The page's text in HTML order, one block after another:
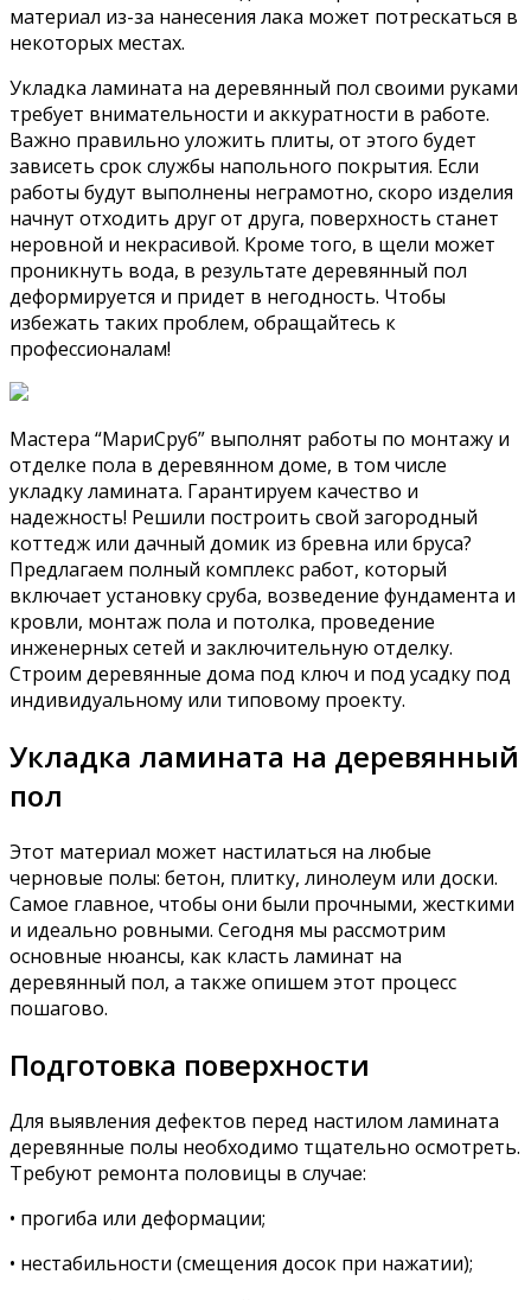
материал из-за нанесения лака может потрескаться в
некоторых местах.
Укладка ламината на деревянный пол своими руками
требует внимательности и аккуратности в работе.
Важно правильно уложить плиты, от этого будет
зависеть срок службы напольного покрытия. Если
работы будут выполнены неграмотно, скоро изделия
начнут отходить друг от друга, поверхность станет
неровной и некрасивой. Кроме того, в щели может
проникнуть вода, в результате деревянный пол
деформируется и придет в негодность. Чтобы
избежать таких проблем, обращайтесь к
профессионалам!
Мастера “МариСруб” выполнят работы по монтажу и
отделке пола в деревянном доме, в том числе
укладку ламината. Гарантируем качество и
надежность! Решили построить свой загородный
коттедж или дачный домик из бревна или бруса?
Предлагаем полный комплекс работ, который
включает установку сруба, возведение фундамента и
кровли, монтаж пола и потолка, проведение
инженерных сетей и заключительную отделку.
Строим деревянные дома под ключ и под усадку под
индивидуальному или типовому проекту.
Укладка ламината на деревянный
пол
Этот материал может настилаться на любые
черновые полы: бетон, плитку, линолеум или доски.
Самое главное, чтобы они были прочными, жесткими
и идеально ровными. Сегодня мы рассмотрим
основные нюансы, как класть ламинат на
деревянный пол, а также опишем этот процесс
пошагово.
Подготовка поверхности
Для выявления дефектов перед настилом ламината
деревянные полы необходимо тщательно осмотреть.
Требуют ремонта половицы в случае:
• прогиба или деформации;
• нестабильности (смещения досок при нажатии);